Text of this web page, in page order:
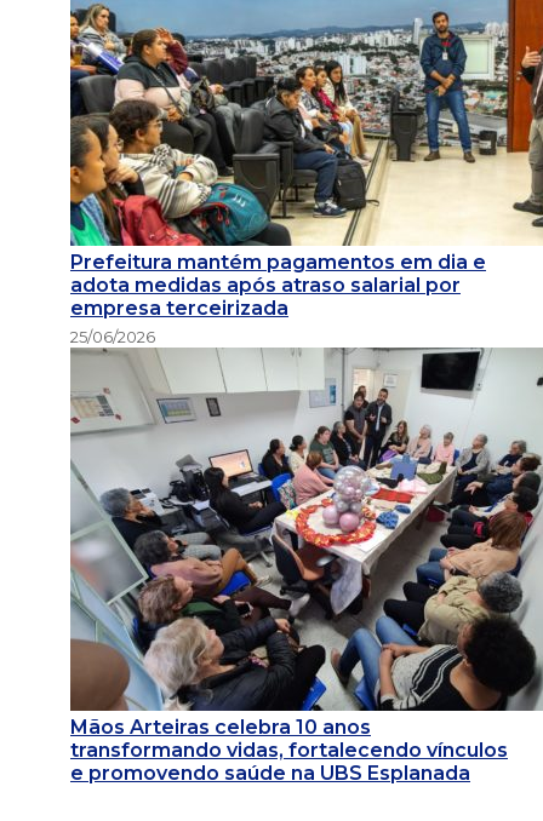
Prefeitura mantém pagamentos em dia e
adota medidas após atraso salarial por
empresa terceirizada
25/06/2026
Mãos Arteiras celebra 10 anos
transformando vidas, fortalecendo vínculos
e promovendo saúde na UBS Esplanada